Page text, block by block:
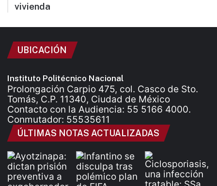
vivienda
UBICACIÓN
Instituto Politécnico Nacional
Prolongación Carpio 475, col. Casco de Sto.
Tomás, C.P. 11340, Ciudad de México
Contacto con la Audiencia: 55 5166 4000.
Conmutador: 55535611
ÚLTIMAS NOTAS ACTUALIZADAS